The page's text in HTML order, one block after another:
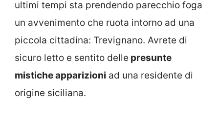
ultimi tempi sta prendendo parecchio foga
un avvenimento che ruota intorno ad una
piccola cittadina: Trevignano. Avrete di
sicuro letto e sentito delle presunte
mistiche apparizioni ad una residente di
origine siciliana.